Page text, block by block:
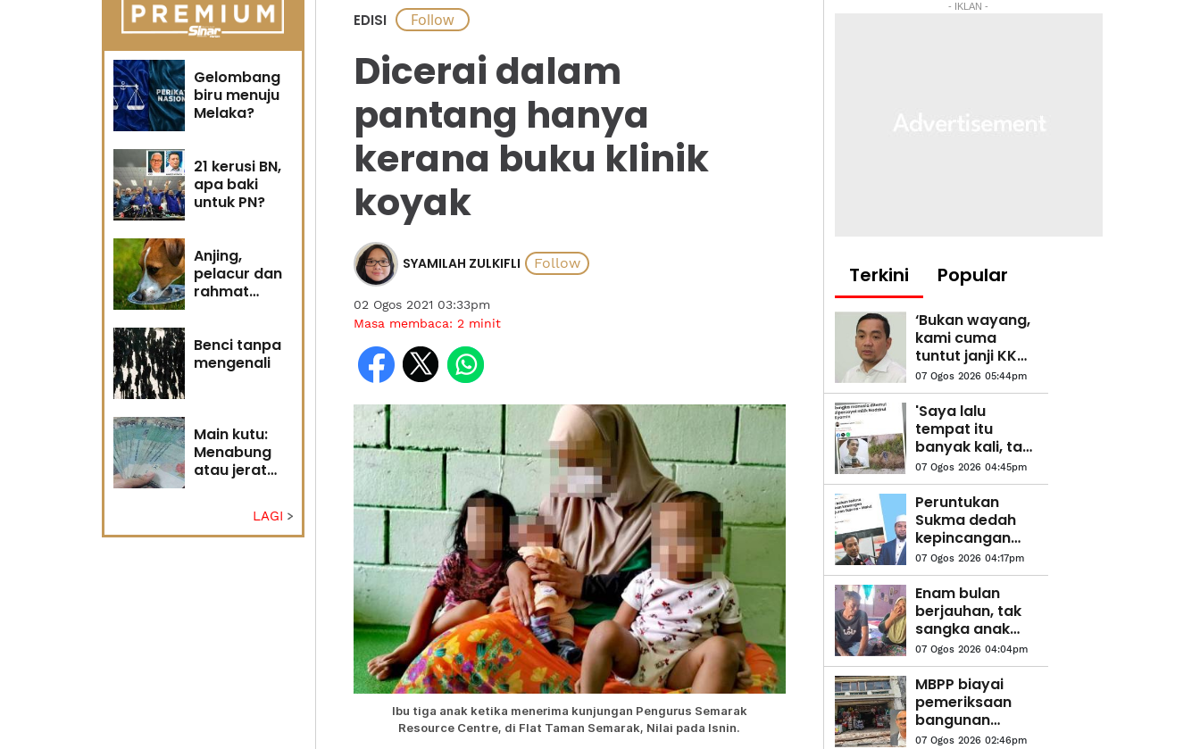
Gelombang
biru menuju
Melaka?
21 kerusi BN,
apa baki
untuk PN?
Anjing,
pelacur dan
rahmat
Benci tanpa
mengenali
Main kutu:
Menabung
atau jerat
LAGI
EDISI
Dicerai dalam
pantang hanya
kerana buku klinik
koyak
SYAMILAH ZULKIFLI
02 Ogos 2021 03:33pm
Masa membaca: 2 minit
Ibu tiga anak ketika menerima kunjungan Pengurus Semarak
Resource Centre, di Flat Taman Semarak, Nilai pada Isnin.
- IKLAN -
Terkini Popular
‘Bukan wayang,
kami cuma
tuntut janji KKM’
- Onn Hafiz
07 Ogos 2026 05:44pm
'Saya lalu
tempat itu
banyak kali, tapi
memang tak
nampak apa-
apa' - Rakan
07 Ogos 2026 04:45pm
Peruntukan
Sukma dedah
kepincangan
pentadbiran
Kerajaan
Madani -
Pemuda Pas
Selangor
07 Ogos 2026 04:17pm
Enam bulan
berjauhan, tak
sangka anak
pulang sebagai
jenazah - Bapa
07 Ogos 2026 04:04pm
MBPP biayai
pemeriksaan
bangunan
warisan, elak
07 Ogos 2026 02:46pm